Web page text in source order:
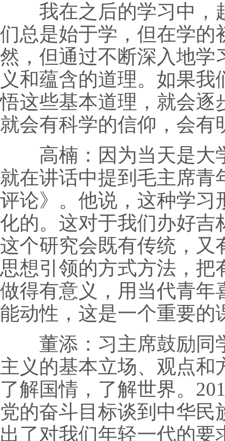
我在之后的学习中，
们总是始于学，但在学的
然，但通过不断深入地学
义和蕴含的道理。如果
悟这些基本道理，就会逐
就会有科学的信仰，会有
高楠：因为当天是大
就在讲话中提到毛主席青
评论》。他说，这种学习
化的。这对于我们办好吉
这个研究会既有传统，又
思想引领的方式方法，把
做得有意义，用当代青年
能动性，这是一个重要的
董添：习主席鼓励同
主义的基本立场、观点
了解国情，了解世界。
党的奋斗目标谈到中华
出了对我们年轻一代的要